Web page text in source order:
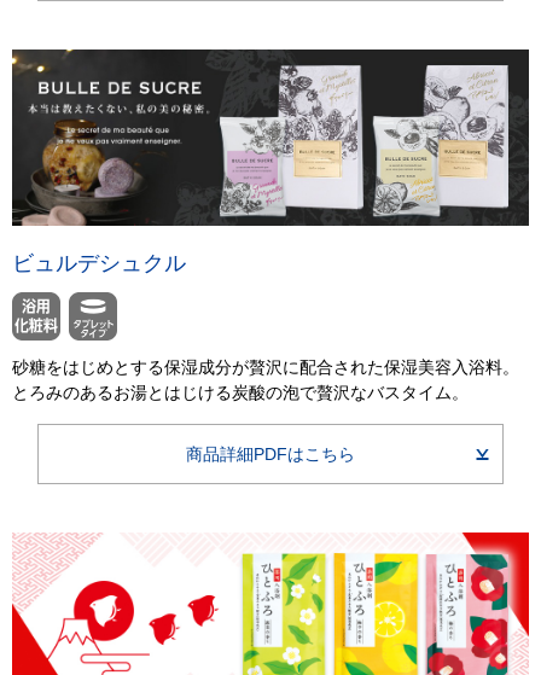
ビュルデシュクル
砂糖をはじめとする保湿成分が贅沢に配合された保湿美容入浴料。
とろみのあるお湯とはじける炭酸の泡で贅沢なバスタイム。
商品詳細PDFはこちら